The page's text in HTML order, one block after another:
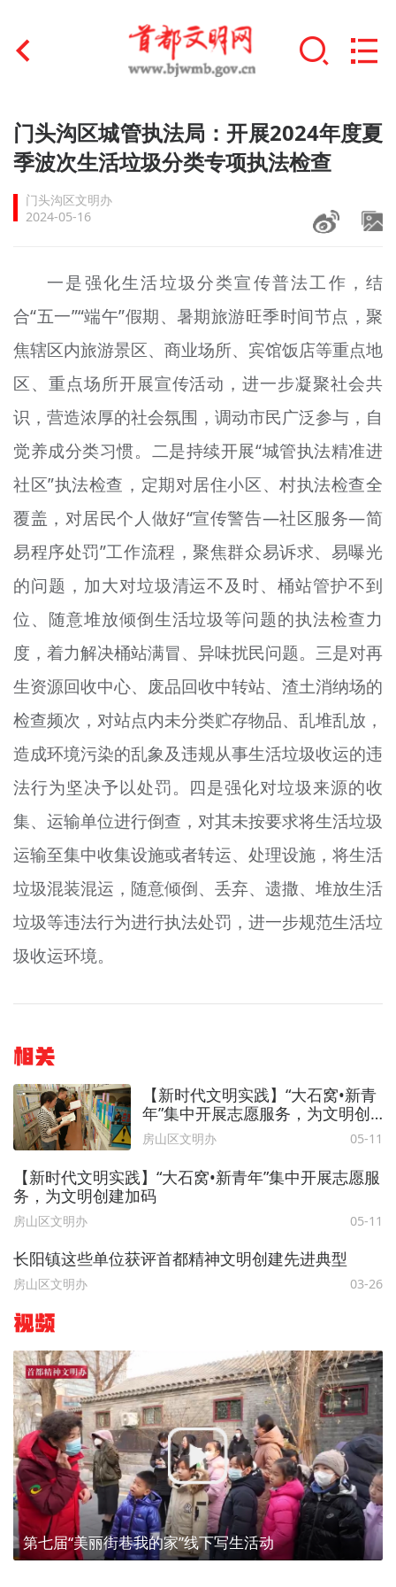
首页
文明创建
文明实践
未成年人思想道德建设
榜样人物
+
身边好人
文明评论
北京宣传文化引导基金
专题
资料库
+
门头沟区城管执法局：开展2024年度夏
季波次生活垃圾分类专项执法检查
门头沟区文明办
2024-05-16
一是强化生活垃圾分类宣传普法工作，结
合“五一”“端午”假期、暑期旅游旺季时间节点，聚
焦辖区内旅游景区、商业场所、宾馆饭店等重点地
区、重点场所开展宣传活动，进一步凝聚社会共
识，营造浓厚的社会氛围，调动市民广泛参与，自
觉养成分类习惯。二是持续开展“城管执法精准进
社区”执法检查，定期对居住小区、村执法检查全
覆盖，对居民个人做好“宣传警告—社区服务—简
易程序处罚”工作流程，聚焦群众易诉求、易曝光
的问题，加大对垃圾清运不及时、桶站管护不到
位、随意堆放倾倒生活垃圾等问题的执法检查力
度，着力解决桶站满冒、异味扰民问题。三是对再
生资源回收中心、废品回收中转站、渣土消纳场的
检查频次，对站点内未分类贮存物品、乱堆乱放，
造成环境污染的乱象及违规从事生活垃圾收运的违
法行为坚决予以处罚。四是强化对垃圾来源的收
集、运输单位进行倒查，对其未按要求将生活垃圾
运输至集中收集设施或者转运、处理设施，将生活
垃圾混装混运，随意倾倒、丢弃、遗撒、堆放生活
垃圾等违法行为进行执法处罚，进一步规范生活垃
圾收运环境。
相关
【新时代文明实践】“大石窝•新青
年”集中开展志愿服务，为文明创
建加码
房山区文明办 05-11
【新时代文明实践】“大石窝•新青年”集中开展志愿服
务，为文明创建加码
房山区文明办 05-11
长阳镇这些单位获评首都精神文明创建先进典型
房山区文明办 03-26
视频
第七届“美丽街巷我的家”线下写生活动